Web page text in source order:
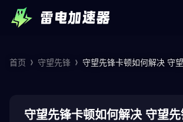
首页 守望先锋
守望先锋卡顿如何解决 守
守望先锋卡顿如何解决 守望